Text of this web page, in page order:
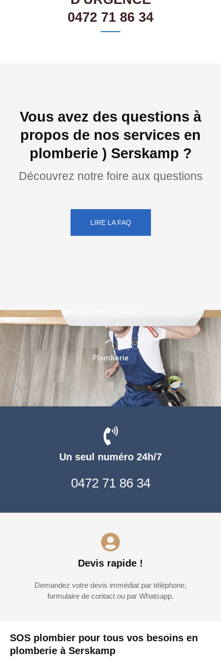
0472 71 86 34
Vous avez des questions à
propos de nos services en
plomberie ) Serskamp ?
Découvrez notre foire aux questions
LIRE LA FAQ
SOS plombier pour tous vos besoins en
plomberie à Serskamp
Un seul numéro 24h/7
0472 71 86 34
Devis rapide !
Demandez votre devis immédiat par téléphone,
formulaire de contact ou par Whatsapp.
Plomberie